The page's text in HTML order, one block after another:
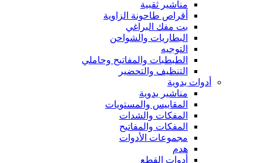
مناشير ثقبية
أقراص طاحونة الزاوية
بت مفك البراغي
البطاريات والشواحن
التوجيه
الطبطبات والمفاتيح وحاملي
التنظيف والتحضير
أدوات يدوية
مناشير يدوية
المقاييس والمستويات
المفكات والشدات
المفكات والمفاتيح
مجموعات الأدوات
هدم
أدوات القطع